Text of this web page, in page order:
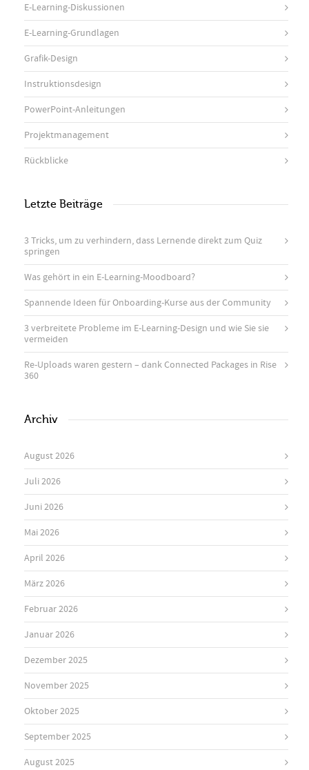
E-Learning-Diskussionen
E-Learning-Grundlagen
Grafik-Design
Instruktionsdesign
PowerPoint-Anleitungen
Projektmanagement
Rückblicke
Letzte Beiträge
3 Tricks, um zu verhindern, dass Lernende direkt zum Quiz
springen
Was gehört in ein E-Learning-Moodboard?
Spannende Ideen für Onboarding-Kurse aus der Community
3 verbreitete Probleme im E-Learning-Design und wie Sie sie
vermeiden
Re-Uploads waren gestern – dank Connected Packages in Rise
360
Archiv
August 2026
Juli 2026
Juni 2026
Mai 2026
April 2026
März 2026
Februar 2026
Januar 2026
Dezember 2025
November 2025
Oktober 2025
September 2025
August 2025